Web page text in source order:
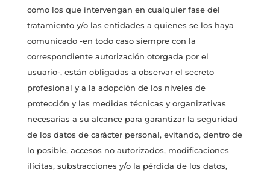
como los que intervengan en cualquier fase del
tratamiento y/o las entidades a quienes se los haya
comunicado -en todo caso siempre con la
correspondiente autorización otorgada por el
usuario-, están obligadas a observar el secreto
profesional y a la adopción de los niveles de
protección y las medidas técnicas y organizativas
necesarias a su alcance para garantizar la seguridad
de los datos de carácter personal, evitando, dentro de
lo posible, accesos no autorizados, modificaciones
ilícitas, substracciones y/o la pérdida de los datos,